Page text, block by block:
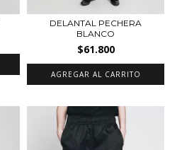
DELANTAL PECHERA
BLANCO
$61.800
AGREGAR AL CARRITO